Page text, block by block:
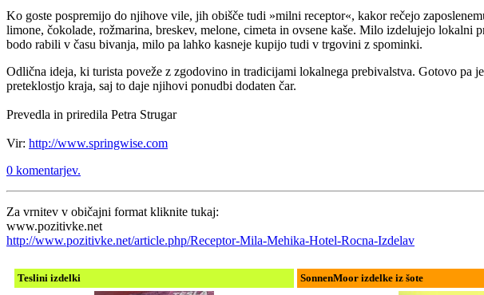
Ko goste pospremijo do njihove vile, jih obišče tudi »milni receptor«, kakor rečejo
limone, čokolade, rožmarina, breskev, melone, cimeta in ovsene kaše. Milo izdelujejo
bodo rabili v času bivanja, milo pa lahko kasneje kupijo tudi v trgovini z spominki.
Odlična ideja, ki turista poveže z zgodovino in tradicijami lokalnega prebivalstva. Gotovo
preteklostjo kraja, saj to daje njihovi ponudbi dodaten čar.
Prevedla in priredila Petra Strugar
Vir: http://www.springwise.com
0 komentarjev.
Za vrnitev v običajni format kliknite tukaj:
www.pozitivke.net
http://www.pozitivke.net/article.php/Receptor-Mila-Mehika-Hotel-Rocna-Izdelav
Teslini izdelki SonnenMoor izdelke iz šote